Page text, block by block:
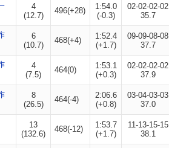
4
(12.7)
496(+28)
1:54.0
(-0.3)
02-02-02-02
35.7
6
(10.7)
468(+4)
1:52.4
(+1.7)
09-09-08-08
37.7
4
(7.5)
464(0)
1:53.1
(+0.3)
02-02-02-02
37.9
8
(26.5)
464(-4)
2:06.6
(+0.8)
03-04-03-03
37.0
13
(132.6)
468(-12)
1:53.7
(+1.7)
11-13-15-15
38.1